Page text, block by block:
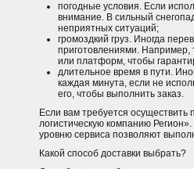
погодные условия. Если
внимание. В сильный
неприятных ситуаций;
громоздкий груз. Иногда
приготовлениями. Например,
или платформ, чтобы
длительное время в пути.
каждая минута, если не
его, чтобы выполнить заказ.
Если вам требуется
логистическую компанию
уровню сервиса позволяют
Какой способ доставки